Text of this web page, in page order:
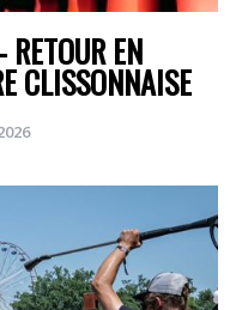
EN
CLISSONNAISE